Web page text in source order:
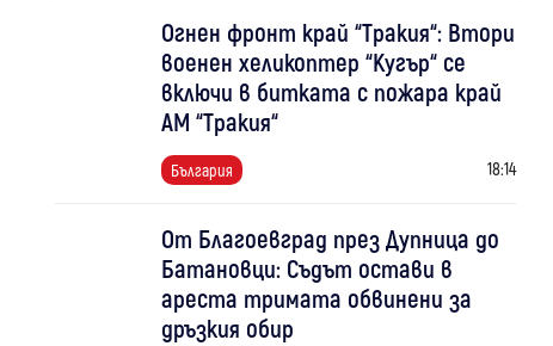
Огнен фронт край “Тракия“: Втори
военен хеликоптер “Кугър“ се
включи в битката с пожара край
АМ “Тракия“
България 18:14
От Благоевград през Дупница до
Батановци: Съдът остави в
ареста тримата обвинени за
дръзкия обир